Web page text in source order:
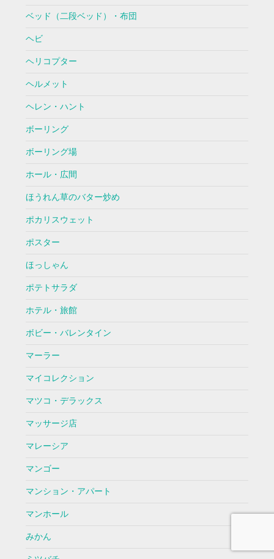
ベッド（二段ベッド）・布団
ヘビ
ヘリコプター
ヘルメット
ヘレン・ハント
ボーリング
ボーリング場
ホール・広間
ほうれん草のバター炒め
ポカリスウェット
ポスター
ほっしゃん
ポテトサラダ
ホテル・旅館
ボビー・バレンタイン
マーラー
マイコレクション
マツコ・デラックス
マッサージ店
マレーシア
マンゴー
マンション・アパート
マンホール
みかん